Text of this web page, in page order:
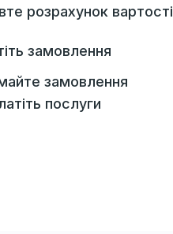
розрахунок вартості
замовлення
замовлення
послуги